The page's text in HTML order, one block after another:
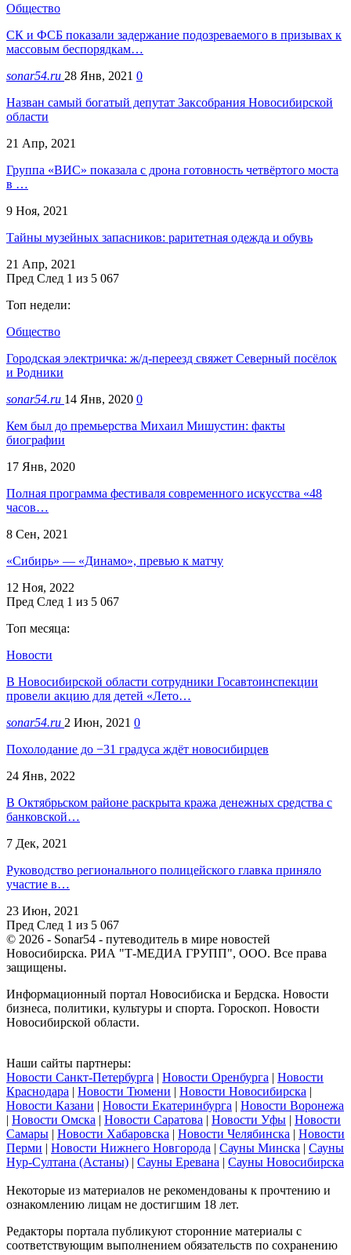
Общество
СК и ФСБ показали задержание подозреваемого в призывах к
массовым беспорядкам…
sonar54.ru 28 Янв, 2021 0
Назван самый богатый депутат Заксобрания Новосибирской
области
21 Апр, 2021
Группа «ВИС» показала с дрона готовность четвёртого моста
в …
9 Ноя, 2021
Тайны музейных запасников: раритетная одежда и обувь
21 Апр, 2021
Пред След 1 из 5 067
Топ недели:
Общество
Городская электричка: ж/д-переезд свяжет Северный посёлок
и Родники
sonar54.ru 14 Янв, 2020 0
Кем был до премьерства Михаил Мишустин: факты
биографии
17 Янв, 2020
Полная программа фестиваля современного искусства «48
часов…
8 Сен, 2021
«Сибирь» — «Динамо», превью к матчу
12 Ноя, 2022
Пред След 1 из 5 067
Топ месяца:
Новости
В Новосибирской области сотрудники Госавтоинспекции
провели акцию для детей «Лето…
sonar54.ru 2 Июн, 2021 0
Похолодание до −31 градуса ждёт новосибирцев
24 Янв, 2022
В Октябрьском районе раскрыта кража денежных средства с
банковской…
7 Дек, 2021
Руководство регионального полицейского главка приняло
участие в…
23 Июн, 2021
Пред След 1 из 5 067
© 2026 - Sonar54 - путеводитель в мире новостей
Новосибирска. РИА "Т-МЕДИА ГРУПП", ООО. Все права
защищены.
Информационный портал Новосибиска и Бердска. Новости
бизнеса, политики, культуры и спорта. Гороскоп. Новости
Новосибирской области.
Наши сайты партнеры:
Новости Санкт-Петербурга | Новости Оренбурга | Новости
Краснодара | Новости Тюмени | Новости Новосибирска |
Новости Казани | Новости Екатеринбурга | Новости Воронежа
| Новости Омска | Новости Саратова | Новости Уфы | Новости
Самары | Новости Хабаровска | Новости Челябинска | Новости
Перми | Новости Нижнего Новгорода | Сауны Минска | Сауны
Нур-Султана (Астаны) | Сауны Еревана | Сауны Новосибирска
Некоторые из материалов не рекомендованы к прочтению и
ознакомлению лицам не достигшим 18 лет.
Редакторы портала публикуют сторонние материалы с
соответствующим выполнением обязательств по сохранению